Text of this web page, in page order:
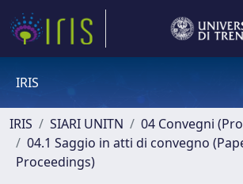
IRIS
IRIS SIARI UNITN
04 Convegni
04.1 Saggio in atti di convegno
Proceedings)